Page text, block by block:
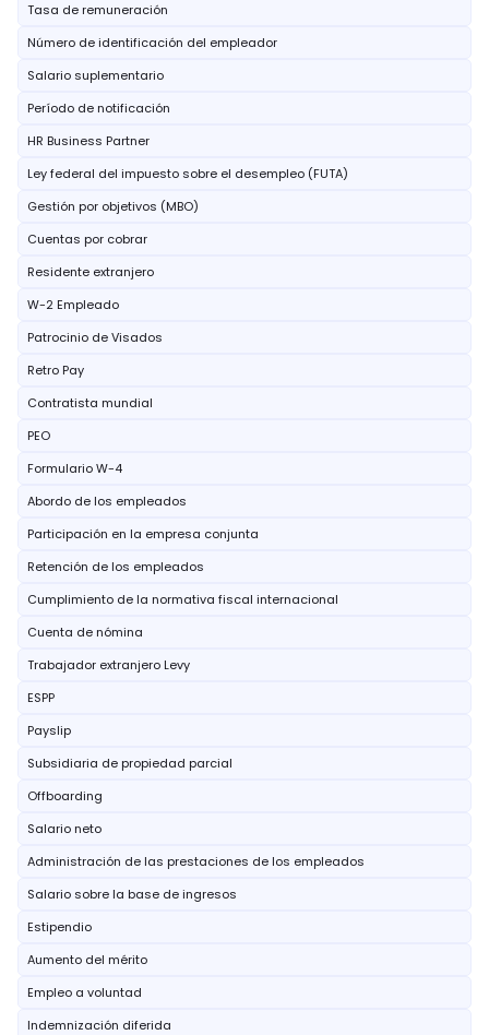
Tasa de remuneración
Número de identificación del empleador
Salario suplementario
Período de notificación
HR Business Partner
Ley federal del impuesto sobre el desempleo (FUTA)
Gestión por objetivos (MBO)
Cuentas por cobrar
Residente extranjero
W-2 Empleado
Patrocinio de Visados
Retro Pay
Contratista mundial
PEO
Formulario W-4
Abordo de los empleados
Participación en la empresa conjunta
Retención de los empleados
Cumplimiento de la normativa fiscal internacional
Cuenta de nómina
Trabajador extranjero Levy
ESPP
Payslip
Subsidiaria de propiedad parcial
Offboarding
Salario neto
Administración de las prestaciones de los empleados
Salario sobre la base de ingresos
Estipendio
Aumento del mérito
Empleo a voluntad
Indemnización diferida